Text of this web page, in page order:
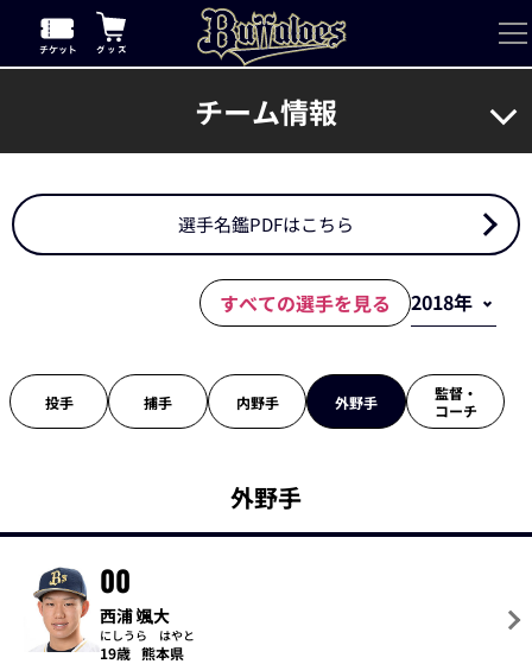
チーム情報
選手名鑑PDFはこちら
すべての選手を見る
投手 捕手 内野手 外野手
監督・
コーチ
外野手
00
西浦 颯大
にしうら はやと
19歳 熊本県